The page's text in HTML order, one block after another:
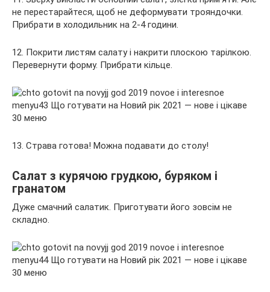
не перестарайтеся, щоб не деформувати трояндочки.
Прибрати в холодильник на 2-4 години.
12. Покрити листям салату і накрити плоскою тарілкою.
Перевернути форму. Прибрати кільце.
13. Страва готова! Можна подавати до столу!
Салат з курячою грудкою, буряком і
гранатом
Дуже смачний салатик. Приготувати його зовсім не
складно.